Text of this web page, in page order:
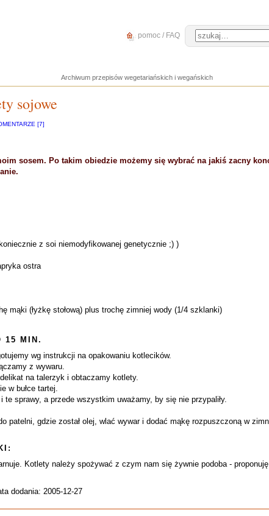
pomoc / FAQ
Archiwum przepisów wegetariańskich i wegańskich
sojowe
[7]
sosem. Po takim obiedzie możemy się wybrać na jakiś zacny
z soi niemodyfikowanej genetycznie ;) )
ostra
mąki (łyżkę stołową) plus trochę zimniej wody (1/4 szklanki)
15 MIN.
wg instrukcji na opakowaniu kotlecików.
z wywaru.
na talerzyk i obtaczamy kotlety.
w bułce tartej.
sprawy, a przede wszystkim uważamy, by się nie przypaliły.
patelni, gdzie został olej, wlać wywar i dodać mąkę rozpuszczoną w
Kotlety należy spożywać z czym nam się żywnie podoba -
dodania: 2005-12-27